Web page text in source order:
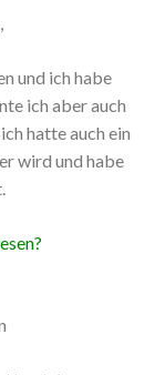
und ich habe
ich aber auch
hatte auch ein
wird und habe